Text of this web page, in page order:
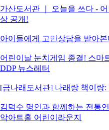
가산도서관 ｜ 오늘을 쓰다 -
상 공개!
아이들에게 고민상담을 받아
어린이날 눈치게임 종결! 스마
DDP 뉴스레터
[금나래도서관] 나래랑 책이랑
김덕수 명인과 함께하는 전통
악아트홀 어린이라운지